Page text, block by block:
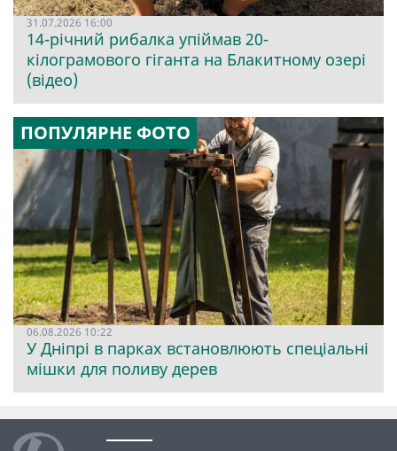
31.07.2026 16:00
14-річний рибалка упіймав 20-
кілограмового гіганта на Блакитному озері
(відео)
ПОПУЛЯРНЕ ФОТО
06.08.2026 10:22
У Дніпрі в парках встановлюють спеціальні
мішки для поливу дерев